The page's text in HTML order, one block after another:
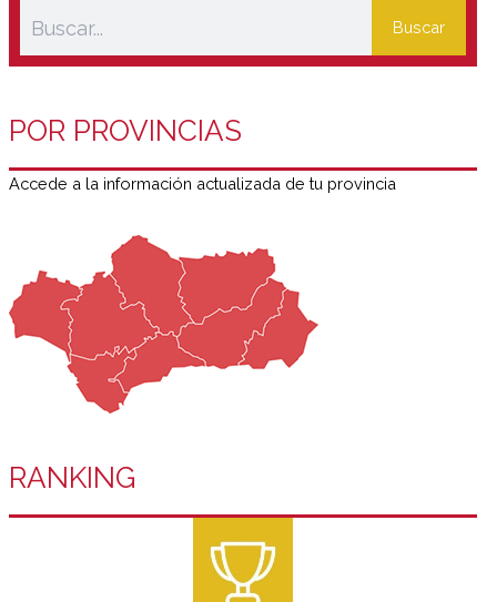
Buscar
POR PROVINCIAS
Accede a la información actualizada de tu provincia
RANKING